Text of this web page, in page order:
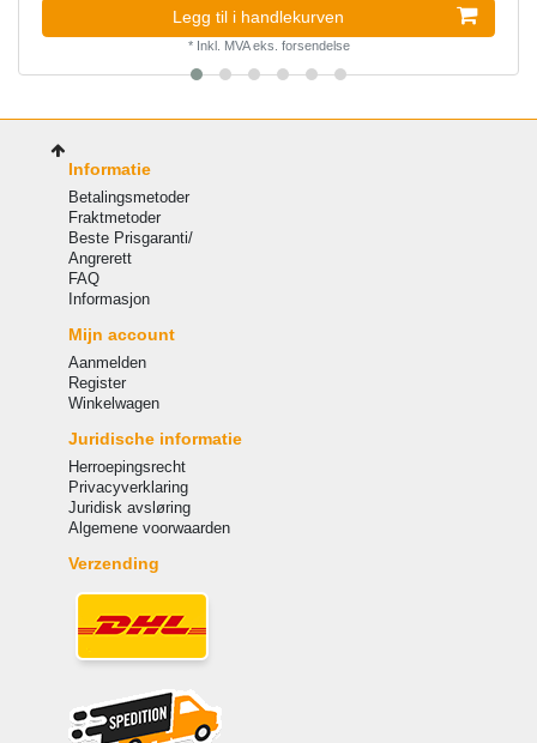
Legg til i handlekurven
* Inkl. MVAeks. forsendelse
Informatie
Betalingsmetoder
Fraktmetoder
Beste Prisgaranti/
Angrerett
FAQ
Informasjon
Mijn account
Aanmelden
Register
Winkelwagen
Juridische informatie
Herroepingsrecht
Privacyverklaring
Juridisk avsløring
Algemene voorwaarden
Verzending